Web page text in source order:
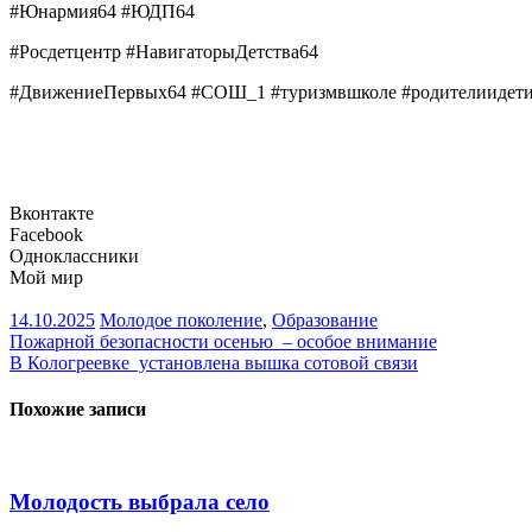
#Юнармия64 #ЮДП64
#Росдетцентр #НавигаторыДетства64
#ДвижениеПервых64 #СОШ_1 #туризмвшколе #родителиидети
Вконтакте
Facebook
Одноклассники
Мой мир
14.10.2025 Молодое поколение, Образование
Навигация
по
записям
Пожарной безопасности осенью – особое внимание
В Кологреевке установлена вышка сотовой связи
Похожие записи
Молодость выбрала село